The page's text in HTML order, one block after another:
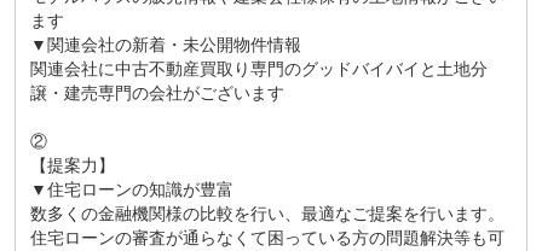
ます
▼関連会社の新着・未公開物件情報
関連会社に中古不動産買取り専門のグッドバイバイと土地分
譲・建売専門の会社がございます
②
【提案力】
▼住宅ローンの知識が豊富
数多くの金融機関様の比較を行い、最適なご提案を行います。
住宅ローンの審査が通らなくて困っている方の問題解決等も可